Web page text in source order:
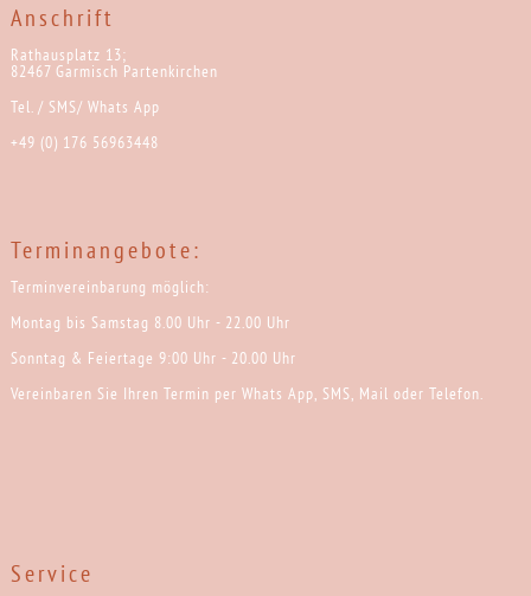
Anschrift
Rathausplatz 13;
82467 Garmisch Partenkirchen
Tel. / SMS/ Whats App
+49 (0) 176 56963448
Terminangebote:
Terminvereinbarung möglich:
Montag bis Samstag 8.00 Uhr - 22.00 Uhr
Sonntag & Feiertage 9:00 Uhr - 20.00 Uhr
Vereinbaren Sie Ihren Termin per Whats App, SMS, Mail oder Telefon.
Service